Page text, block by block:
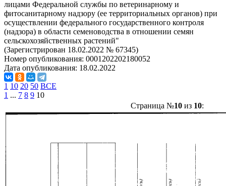
лицами Федеральной службы по ветеринарному и
фитосанитарному надзору (ее территориальных органов) при
осуществлении федерального государственного контроля
(надзора) в области семеноводства в отношении семян
сельскохозяйственных растений"
(Зарегистрирован 18.02.2022 № 67345)
Номер опубликования: 0001202202180052
Дата опубликования: 18.02.2022
1 10 20 50 ВСЕ
1 ... 7 8 9 10
Страница №10из 10: